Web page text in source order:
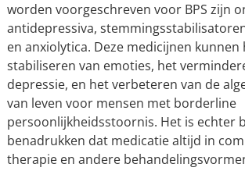
worden voorgeschreven voor BPS zijn
antidepressiva,
en anxiolytica. Deze medicijnen
stabiliseren van emoties, het
depressie, en het verbeteren van de
van leven voor mensen met borderline
persoonlijkheidsstoornis. Het is echter
benadrukken dat medicatie altijd in
therapie en andere